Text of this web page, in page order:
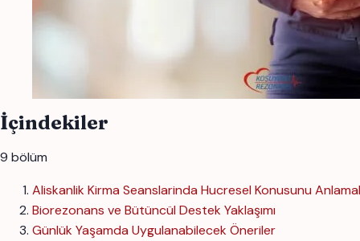
İçindekiler
9 bölüm
Aliskanlik Kirma Seanslarinda Hucresel Konusunu
Biorezonans ve Bütüncül Destek Yaklaşımı
Günlük Yaşamda Uygulanabilecek Öneriler